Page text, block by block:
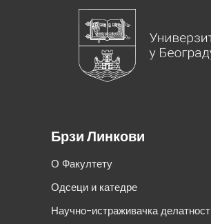
Брзи Линкови
О Факултету
Одсеци и катедре
Научно-истраживачка делатност